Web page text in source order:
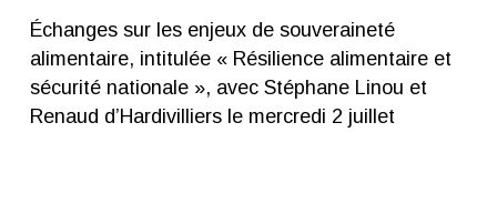
Échanges sur les enjeux de souveraineté
alimentaire, intitulée « Résilience alimentaire et
sécurité nationale », avec Stéphane Linou et
Renaud d’Hardivilliers le mercredi 2 juillet